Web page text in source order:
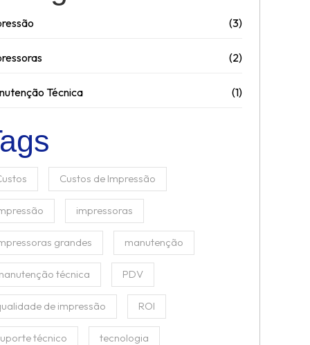
(3)
(2)
Técnica (1)
Custos de Impressão
impressoras
grandes manutenção
técnica PDV
de impressão ROI
técnico tecnologia